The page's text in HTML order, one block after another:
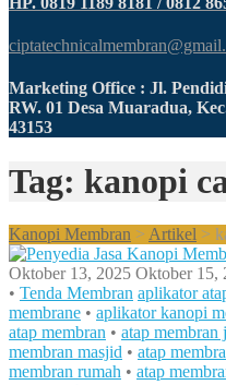
Marketing Office : Jl.
RW. 01 Desa Muaradua,
43153
Tag: kanopi
Kanopi Membran > Artikel >
Oktober 13, 2025 Oktober 15,
• Tenda Membran aplikator
membrane • aplikator kanopi
atap membran • atap membran
membran masjid • atap
membran rumah • atap